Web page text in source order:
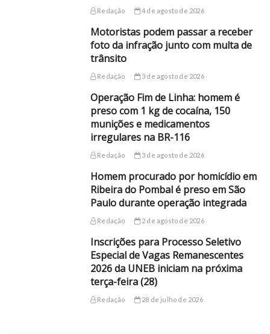
Redação 4 de agosto de 2026
Motoristas podem passar a receber
foto da infração junto com multa de
trânsito
Redação 3 de agosto de 2026
Operação Fim de Linha: homem é
preso com 1 kg de cocaína, 150
munições e medicamentos
irregulares na BR-116
Redação 3 de agosto de 2026
Homem procurado por homicídio em
Ribeira do Pombal é preso em São
Paulo durante operação integrada
Redação 2 de agosto de 2026
Inscrições para Processo Seletivo
Especial de Vagas Remanescentes
2026 da UNEB iniciam na próxima
terça-feira (28)
Redação 28 de julho de 2026